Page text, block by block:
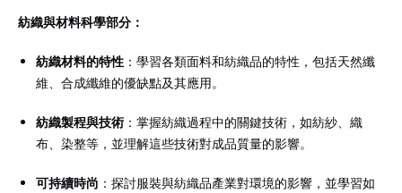
紡織與材料科學部分：
紡織材料的特性 ：學習各類面料和紡織品的特性，包括天然纖
維、合成纖維的優缺點及其應用。
紡織製程與技術 ：掌握紡織過程中的關鍵技術，如紡紗、織
布、染整等，並理解這些技術對成品質量的影響。
可持續時尚 ：探討服裝與紡織品產業對環境的影響，並學習如